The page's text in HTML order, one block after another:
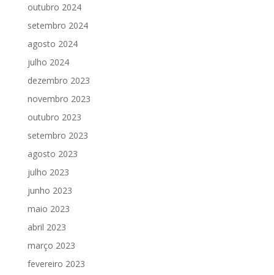
outubro 2024
setembro 2024
agosto 2024
julho 2024
dezembro 2023
novembro 2023
outubro 2023
setembro 2023
agosto 2023
julho 2023
junho 2023
maio 2023
abril 2023
março 2023
fevereiro 2023